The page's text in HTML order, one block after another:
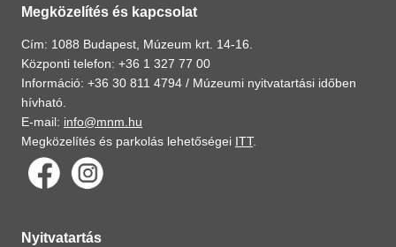
Megközelítés és kapcsolat
Cím: 1088 Budapest, Múzeum krt. 14-16.
Központi telefon: +36 1 327 77 00
Információ: +36 30 811 4794 / Múzeumi nyitvatartási időben
hívható.
E-mail: info@mnm.hu
Megközelítés és parkolás lehetőségei ITT.
Nyitvatartás